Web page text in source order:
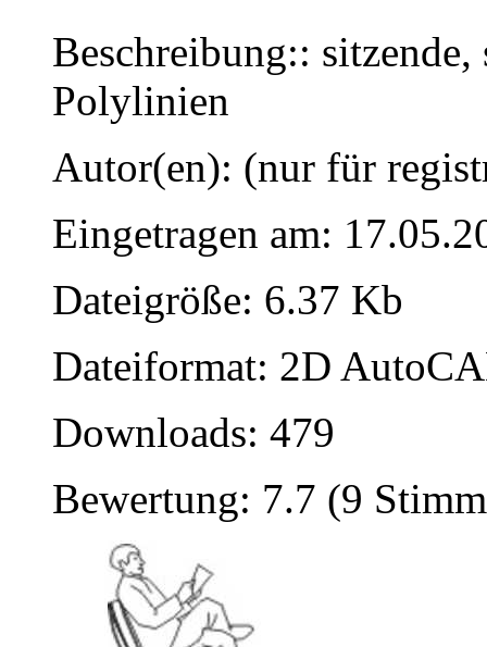
Beschreibung::
Polylinien
Autor(en): (nur für
Eingetragen am:
Dateigröße: 6.37 Kb
Dateiformat: 2D
Downloads: 479
Bewertung: 7.7 (9